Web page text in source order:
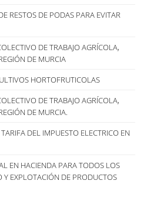
RESTOS DE PODAS PARA EVITAR
DE TRABAJO AGRÍCOLA,
DE MURCIA
HORTOFRUTICOLAS
DE TRABAJO AGRÍCOLA,
DE MURCIA.
DEL IMPUESTO ELECTRICO EN
EN HACIENDA PARA TODOS LOS
EXPLOTACIÓN DE PRODUCTOS